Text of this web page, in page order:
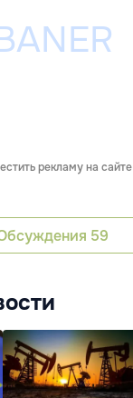
рекламу на сайте
59